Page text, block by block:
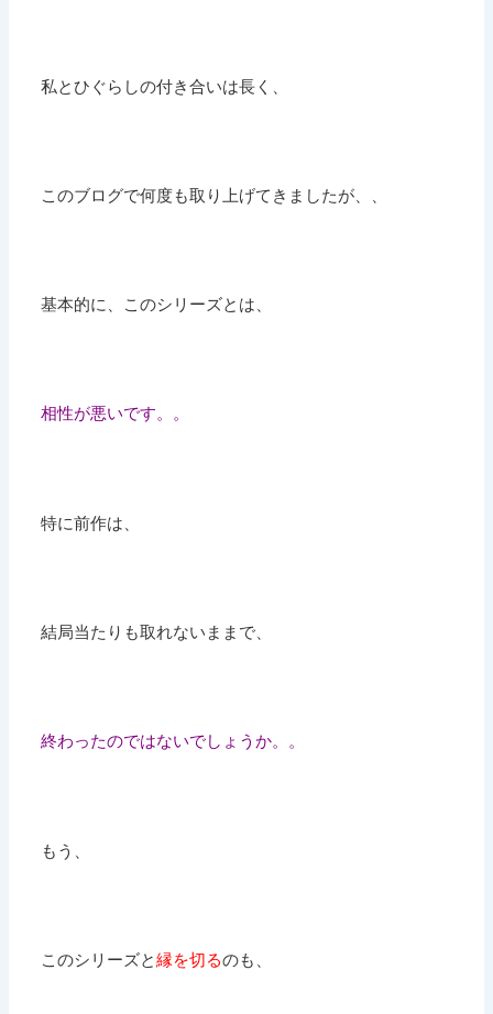
私とひぐらしの付き合いは長く、
このブログで何度も取り上げてきましたが、、
基本的に、このシリーズとは、
相性が悪いです。。
特に前作は、
結局当たりも取れないままで、
終わったのではないでしょうか。。
もう、
このシリーズと縁を切るのも、